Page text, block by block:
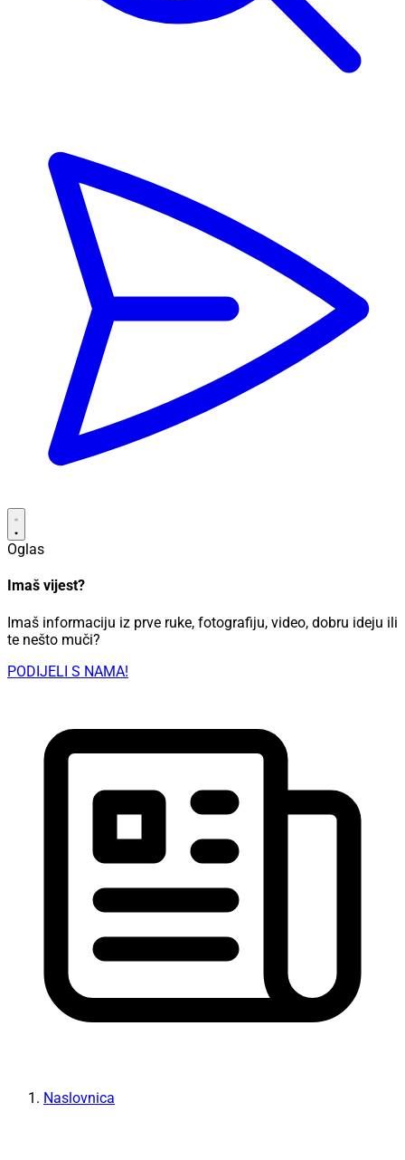
Oglas
Imaš vijest?
Imaš informaciju iz prve ruke, fotografiju, video, dobru ideju ili
te nešto muči?
PODIJELI S NAMA!
Naslovnica